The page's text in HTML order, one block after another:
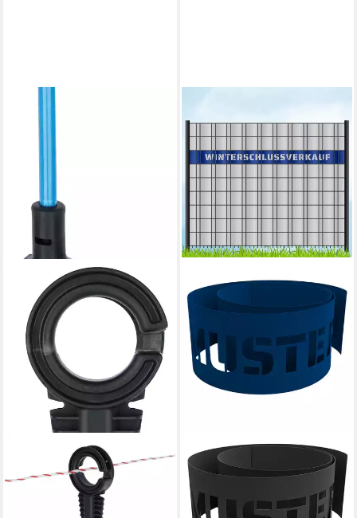
Weidenzaun AKO Oval-
Fiberglaspfahl Premium BLUE
ZAUNZU
Sichtschutzstreifen Laser
Beschriftung
"WINTERSCHLUSSVERKAUF"